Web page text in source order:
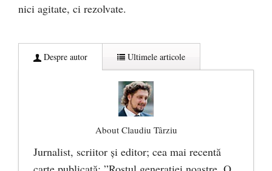
nici agitate, ci rezolvate.
Despre autor Ultimele articole
About Claudiu Târziu
Jurnalist, scriitor şi editor; cea mai recentă